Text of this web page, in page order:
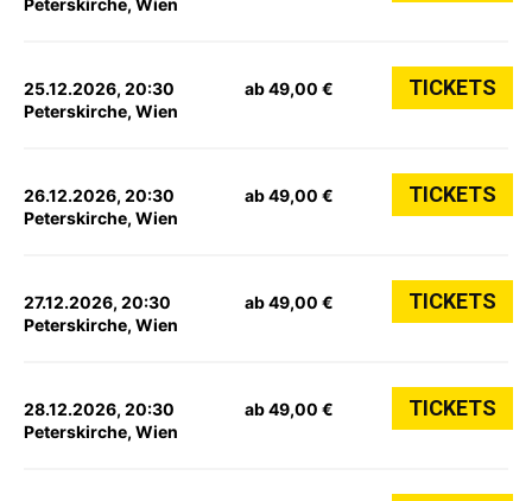
Peterskirche, Wien
25.12.2026, 20:30
Peterskirche, Wien
ab 49,00 € TICKETS
26.12.2026, 20:30
Peterskirche, Wien
ab 49,00 € TICKETS
27.12.2026, 20:30
Peterskirche, Wien
ab 49,00 € TICKETS
28.12.2026, 20:30
Peterskirche, Wien
ab 49,00 € TICKETS